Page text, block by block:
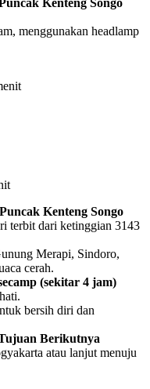
Kenteng Songo
menggunakan headlamp
Kenteng Songo
terbit dari ketinggian 3143
Merapi, Sindoro,
cerah.
(sekitar 4 jam)
bersih diri dan
Berikutnya
atau lanjut menuju